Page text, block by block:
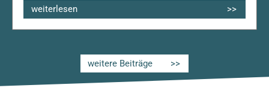
weiterlesen
weitere Beiträge